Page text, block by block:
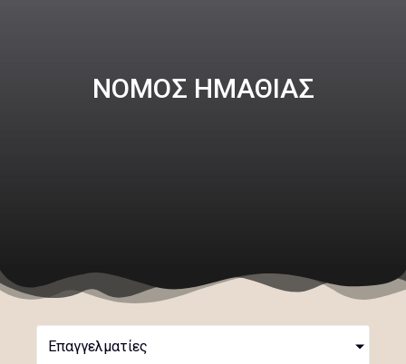
ΝΟΜΟΣ ΗΜΑΘΙΑΣ
Επαγγελματίες